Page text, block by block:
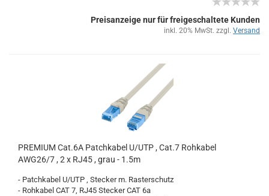
Preisanzeige nur für freigeschaltete Kunden
inkl. 20% MwSt. zzgl. Versand
PRE­MI­UM Cat.6A Patch­ka­bel U/UTP , Cat.7 Roh­ka­bel
AWG26/7 , 2 x RJ45 , grau - 1.5m
- Patch­ka­bel U/UTP , Ste­cker m. Ras­ter­schutz
- Roh­ka­bel CAT 7, RJ45 Ste­cker CAT 6a